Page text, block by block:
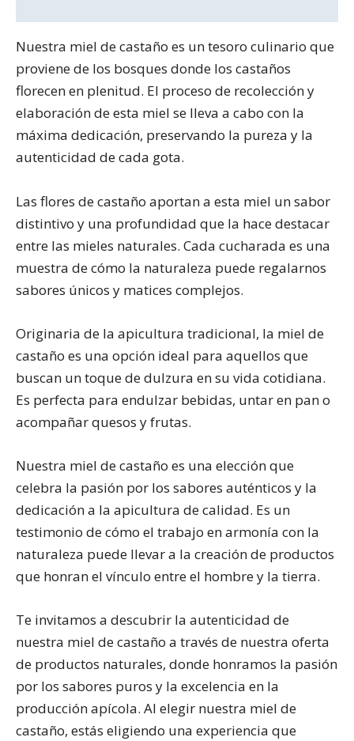
Nuestra miel de castaño es un tesoro culinario que
proviene de los bosques donde los castaños
florecen en plenitud. El proceso de recolección y
elaboración de esta miel se lleva a cabo con la
máxima dedicación, preservando la pureza y la
autenticidad de cada gota.
Las flores de castaño aportan a esta miel un sabor
distintivo y una profundidad que la hace destacar
entre las mieles naturales. Cada cucharada es una
muestra de cómo la naturaleza puede regalarnos
sabores únicos y matices complejos.
Originaria de la apicultura tradicional, la miel de
castaño es una opción ideal para aquellos que
buscan un toque de dulzura en su vida cotidiana.
Es perfecta para endulzar bebidas, untar en pan o
acompañar quesos y frutas.
Nuestra miel de castaño es una elección que
celebra la pasión por los sabores auténticos y la
dedicación a la apicultura de calidad. Es un
testimonio de cómo el trabajo en armonía con la
naturaleza puede llevar a la creación de productos
que honran el vínculo entre el hombre y la tierra.
Te invitamos a descubrir la autenticidad de
nuestra miel de castaño a través de nuestra oferta
de productos naturales, donde honramos la pasión
por los sabores puros y la excelencia en la
producción apícola. Al elegir nuestra miel de
castaño, estás eligiendo una experiencia que